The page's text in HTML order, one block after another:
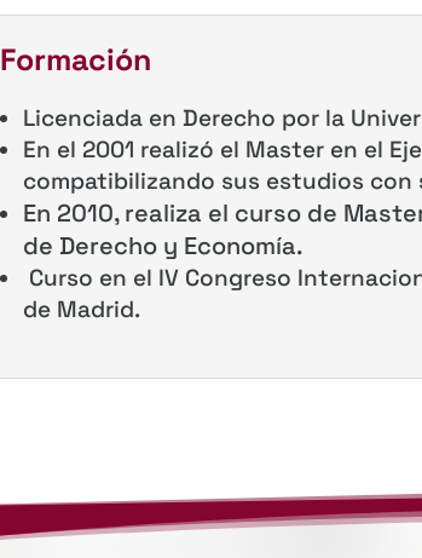
Formación
Licenciada en Derecho por la
En el 2001 realizó el Master en el
compatibilizando sus estudios con
En 2010, realiza el curso de
de Derecho y Economía.
Curso en el IV Congreso
de Madrid.